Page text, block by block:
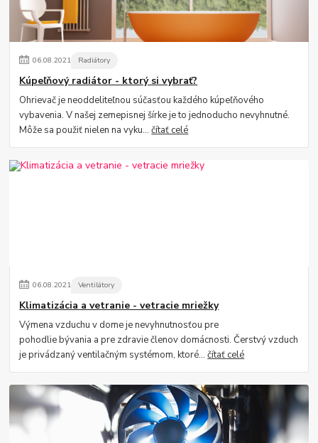
06.08.2021 Radiátory
Kúpeľňový radiátor - ktorý si vybrať?
Ohrievač je neoddeliteľnou súčasťou každého kúpeľňového
vybavenia. V našej zemepisnej šírke je to jednoducho nevyhnutné.
Môže sa použiť nielen na vyku...čítať celé
06.08.2021 Ventilátory
Klimatizácia a vetranie - vetracie mriežky
Výmena vzduchu v dome je nevyhnutnosťou pre
pohodlie bývania a pre zdravie členov domácnosti. Čerstvý vzduch
je privádzaný ventilačným systémom, ktoré...čítať celé